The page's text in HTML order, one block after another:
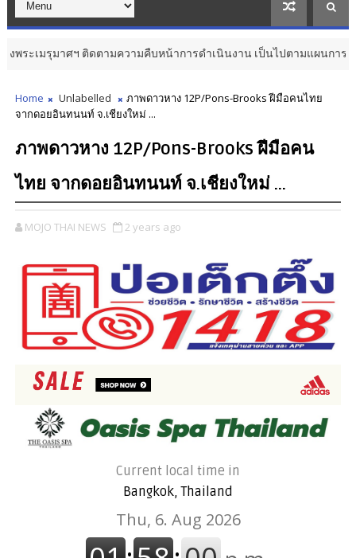
ติดตามความคืบหน้าการดำเนินงาน เป็นไปตามแผนการดำเนินงานและ
Home Unlabelled
ภาพดาวหาง 12P/Pons-Brooks ฝีมือคนไทย
จากดอยอินทนนท์ จ.เชียงใหม่ ...
ภาพดาวหาง 12P/Pons-Brooks ฝีมือคน
ไทย จากดอยอินทนนท์ จ.เชียงใหม่ ...
MOJO THAI NEWS 2 years ago
Current local time in
Bangkok, Thailand